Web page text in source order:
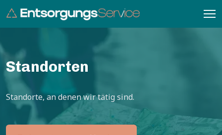
Wohnungsräumungen
Hausräumungen
Räumungen
Entsorgung
Standorten
Standorte, an denen wir tätig sind.